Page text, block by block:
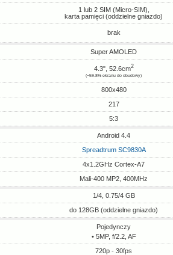
1 lub 2 SIM (Micro-SIM),
karta pamięci (oddzielne gniazdo)
brak
Super AMOLED
4.3", 52.6cm2
(~59.8% ekranu do obudowy)
800x480
217
5:3
Android 4.4
Spreadtrum SC9830A
4x1.2GHz Cortex-A7
Mali-400 MP2, 400MHz
1/4, 0.75/4 GB
do 128GB (oddzielne gniazdo)
Pojedynczy
• 5MP, f/2.2, AF
720p - 30fps